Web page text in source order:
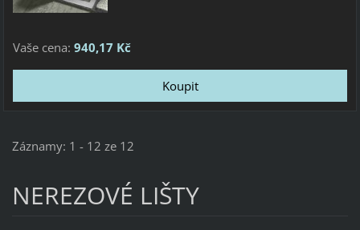
Vaše cena: 940,17 Kč
Záznamy: 1 - 12 ze 12
NEREZOVÉ LIŠTY